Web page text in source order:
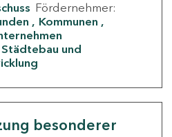
Fördernehmer:
Kommunen
Städtebau und
besonderer